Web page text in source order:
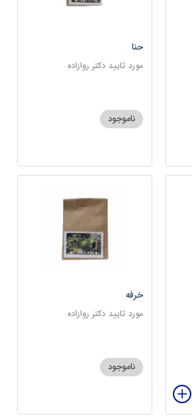
حنا
مورد تایید دکتر روازاده
ناموجود
خرفه
مورد تایید دکتر روازاده
ناموجود